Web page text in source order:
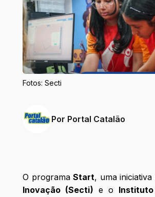
Fotos: Secti
Por Portal Catalão
O programaStart, uma iniciativa
Inovação (Secti) e o